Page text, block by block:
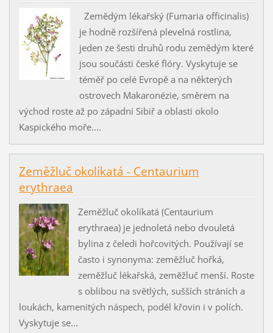
Zemědým lékařský (Fumaria officinalis)
je hodně rozšířená plevelná rostlina,
jeden ze šesti druhů rodu zemědým které
jsou součásti české flóry. Vyskytuje se
téměř po celé Evropě a na některých
ostrovech Makaronézie, směrem na
východ roste až po západní Sibiř a oblasti okolo
Kaspického moře....
Zeměžluč okolíkatá - Centaurium
erythraea
Zeměžluč okolíkatá (Centaurium
erythraea) je jednoletá nebo dvouletá
bylina z čeledi hořcovitých. Používají se
často i synonyma: zeměžluč hořká,
zeměžluč lékařská, zeměžluč menší. Roste
s oblibou na světlých, sušších stráních a
loukách, kamenitých náspech, podél křovin i v polích.
Vyskytuje se...